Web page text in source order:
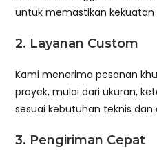
untuk memastikan
2. Layanan Custom
Kami menerima pesanan
proyek, mulai dari ukuran,
sesuai kebutuhan teknis dan
3. Pengiriman Cepat